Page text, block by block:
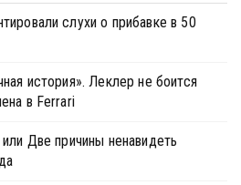
слухи о прибавке в 50
история». Леклер не боится
в Ferrari
Две причины ненавидеть